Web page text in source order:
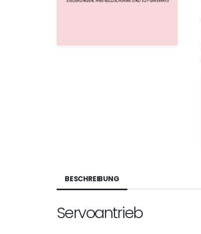
BESCHREIBUNG
Servoantrieb